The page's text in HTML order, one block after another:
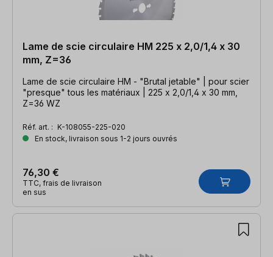
Lame de scie circulaire HM 225 x 2,0/1,4 x 30
mm, Z=36
Lame de scie circulaire HM - "Brutal jetable" | pour scier
"presque" tous les matériaux | 225 x 2,0/1,4 x 30 mm,
Z=36 WZ
Réf. art. : K-108055-225-020
En stock, livraison sous 1-2 jours ouvrés
76,30 €
TTC, frais de livraison
en sus